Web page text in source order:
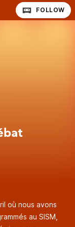
FOLLOW
où nous avons
au SISM,